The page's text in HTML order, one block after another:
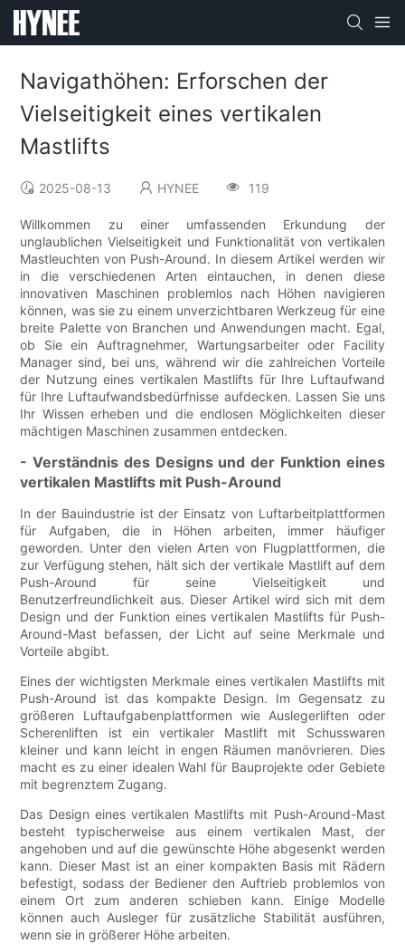
Navigathöhen: Erforschen der
Vielseitigkeit eines vertikalen
Mastlifts
2025-08-13 HYNEE 119
Willkommen zu einer umfassenden Erkundung der
unglaublichen Vielseitigkeit und Funktionalität von vertikalen
Mastleuchten von Push-Around. In diesem Artikel werden wir
in die verschiedenen Arten eintauchen, in denen diese
innovativen Maschinen problemlos nach Höhen navigieren
können, was sie zu einem unverzichtbaren Werkzeug für eine
breite Palette von Branchen und Anwendungen macht. Egal,
ob Sie ein Auftragnehmer, Wartungsarbeiter oder Facility
Manager sind, bei uns, während wir die zahlreichen Vorteile
der Nutzung eines vertikalen Mastlifts für Ihre Luftaufwand
für Ihre Luftaufwandsbedürfnisse aufdecken. Lassen Sie uns
Ihr Wissen erheben und die endlosen Möglichkeiten dieser
mächtigen Maschinen zusammen entdecken.
- Verständnis des Designs und der Funktion eines
vertikalen Mastlifts mit Push-Around
In der Bauindustrie ist der Einsatz von Luftarbeitplattformen
für Aufgaben, die in Höhen arbeiten, immer häufiger
geworden. Unter den vielen Arten von Flugplattformen, die
zur Verfügung stehen, hält sich der vertikale Mastlift auf dem
Push-Around für seine Vielseitigkeit und
Benutzerfreundlichkeit aus. Dieser Artikel wird sich mit dem
Design und der Funktion eines vertikalen Mastlifts für Push-
Around-Mast befassen, der Licht auf seine Merkmale und
Vorteile abgibt.
Eines der wichtigsten Merkmale eines vertikalen Mastlifts mit
Push-Around ist das kompakte Design. Im Gegensatz zu
größeren Luftaufgabenplattformen wie Auslegerliften oder
Scherenliften ist ein vertikaler Mastlift mit Schusswaren
kleiner und kann leicht in engen Räumen manövrieren. Dies
macht es zu einer idealen Wahl für Bauprojekte oder Gebiete
mit begrenztem Zugang.
Das Design eines vertikalen Mastlifts mit Push-Around-Mast
besteht typischerweise aus einem vertikalen Mast, der
angehoben und auf die gewünschte Höhe abgesenkt werden
kann. Dieser Mast ist an einer kompakten Basis mit Rädern
befestigt, sodass der Bediener den Auftrieb problemlos von
einem Ort zum anderen schieben kann. Einige Modelle
können auch Ausleger für zusätzliche Stabilität ausführen,
wenn sie in größerer Höhe arbeiten.